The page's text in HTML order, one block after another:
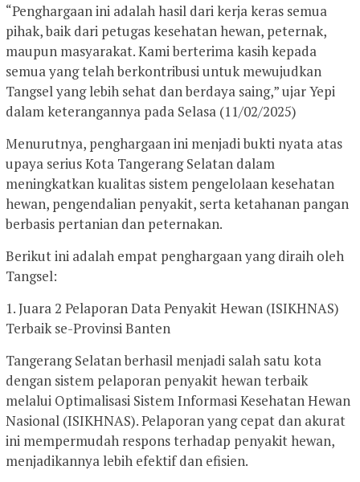
“Penghargaan ini adalah hasil dari kerja keras semua
pihak, baik dari petugas kesehatan hewan, peternak,
maupun masyarakat. Kami berterima kasih kepada
semua yang telah berkontribusi untuk mewujudkan
Tangsel yang lebih sehat dan berdaya saing,” ujar Yepi
dalam keterangannya pada Selasa (11/02/2025)
Menurutnya, penghargaan ini menjadi bukti nyata atas
upaya serius Kota Tangerang Selatan dalam
meningkatkan kualitas sistem pengelolaan kesehatan
hewan, pengendalian penyakit, serta ketahanan pangan
berbasis pertanian dan peternakan.
Berikut ini adalah empat penghargaan yang diraih oleh
Tangsel:
1. Juara 2 Pelaporan Data Penyakit Hewan (ISIKHNAS)
Terbaik se-Provinsi Banten
Tangerang Selatan berhasil menjadi salah satu kota
dengan sistem pelaporan penyakit hewan terbaik
melalui Optimalisasi Sistem Informasi Kesehatan Hewan
Nasional (ISIKHNAS). Pelaporan yang cepat dan akurat
ini mempermudah respons terhadap penyakit hewan,
menjadikannya lebih efektif dan efisien.